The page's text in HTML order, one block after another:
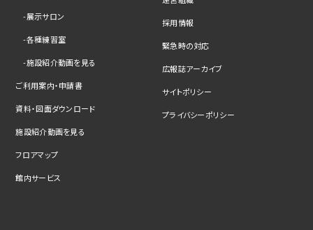
展示サロン
各種練習室
施設紹介動画を見る
ご利用案内・申請書
資料・図面ダウンロード
施設紹介動画を見る
フロアマップ
館内サービス
採用情報
緊急時の対応
広報誌アーカイブ
サイトポリシー
プライバシーポリシー